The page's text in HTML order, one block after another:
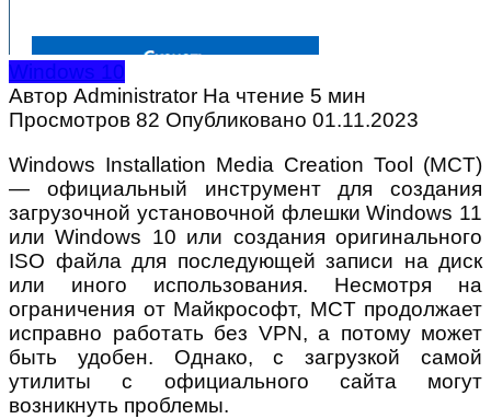
Windows 10
Автор Administrator На чтение 5 мин
Просмотров 82 Опубликовано 01.11.2023
Windows Installation Media Creation Tool (MCT)
— официальный инструмент для создания
загрузочной установочной флешки Windows 11
или Windows 10 или создания оригинального
ISO файла для последующей записи на диск
или иного использования. Несмотря на
ограничения от Майкрософт, MCT продолжает
исправно работать без VPN, а потому может
быть удобен. Однако, с загрузкой самой
утилиты с официального сайта могут
возникнуть проблемы.